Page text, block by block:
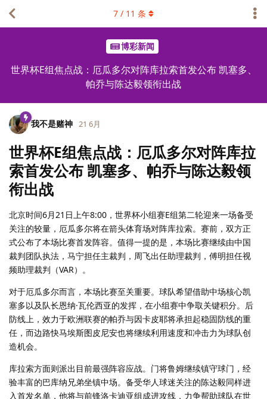
博彩新闻
世界杯E组焦点战：厄瓜多尔对阵库拉索首发公布 凯塞多、
帕乔与陈达毅领衔出战
7 / 11 条
我不是赌神 21 6月
世界杯E组焦点战：厄瓜多尔对阵库拉
索首发公布 凯塞多、帕乔与陈达毅领
衔出战
北京时间6月21日上午8:00，世界杯小组赛E组第二轮迎来一场备受
关注的较量，厄瓜多尔将在箭头体育场对阵库拉索。赛前，双方正
式公布了本场比赛首发阵容。值得一提的是，本场比赛继续由中国
裁判团队执法，马宁担任主裁判，周飞出任助理裁判，傅明担任视
频助理裁判（VAR）。
对于厄瓜多尔而言，本场比赛至关重要。球队希望借助中场核心凯
塞多以及队长恩纳·瓦伦西亚的发挥，在小组赛中争取关键积分。后
防线上，效力于欧洲联赛的帕乔与因卡皮耶将承担起稳固防线的重
任，而边路快马埃斯图皮尼安也将继续利用速度和冲击力为球队创
造机会。
库拉索方面则派出目前最强阵容应战。门将鲁姆继续镇守球门，经
验丰富的巴库纳兄弟坐镇中场。备受华人球迷关注的陈达毅同样进
入首发名单，他将与前锋洛卡迪亚组成进攻线，力争帮助球队在世